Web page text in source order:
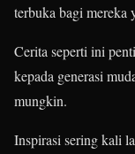
terbuka bagi mereka
Cerita seperti ini
kepada generasi
mungkin.
Inspirasi sering kali